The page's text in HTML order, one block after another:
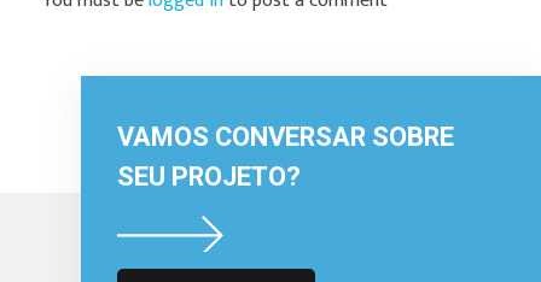
VAMOS CONVERSAR SOBRE
SEU PROJETO?